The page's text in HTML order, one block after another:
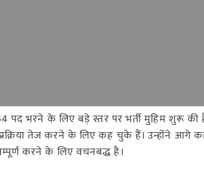
पद भरने के लिए बड़े स्तर पर भर्ती मुहिम शुरू
प्रक्रिया तेज करने के लिए कह चुके हैं। उन्होंने आगे
करने के लिए वचनबद्ध है।